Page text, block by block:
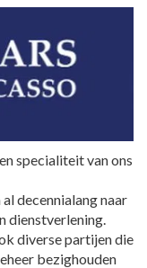
specialiteit van ons
decennialang naar
dienstverlening.
diverse partijen die
bezighouden